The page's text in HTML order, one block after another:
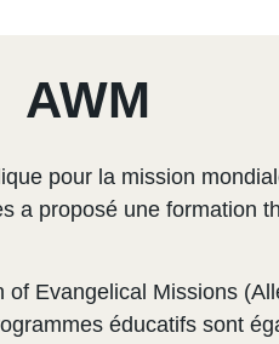
AWM
pour la mission
a proposé une formation
Evangelical Missions
éducatifs sont